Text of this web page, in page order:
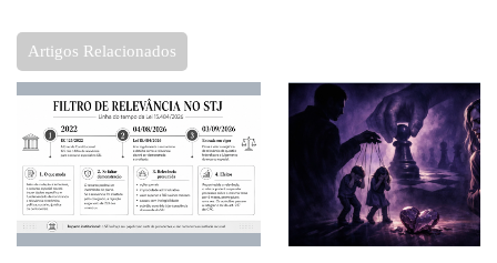
Artigos Relacionados